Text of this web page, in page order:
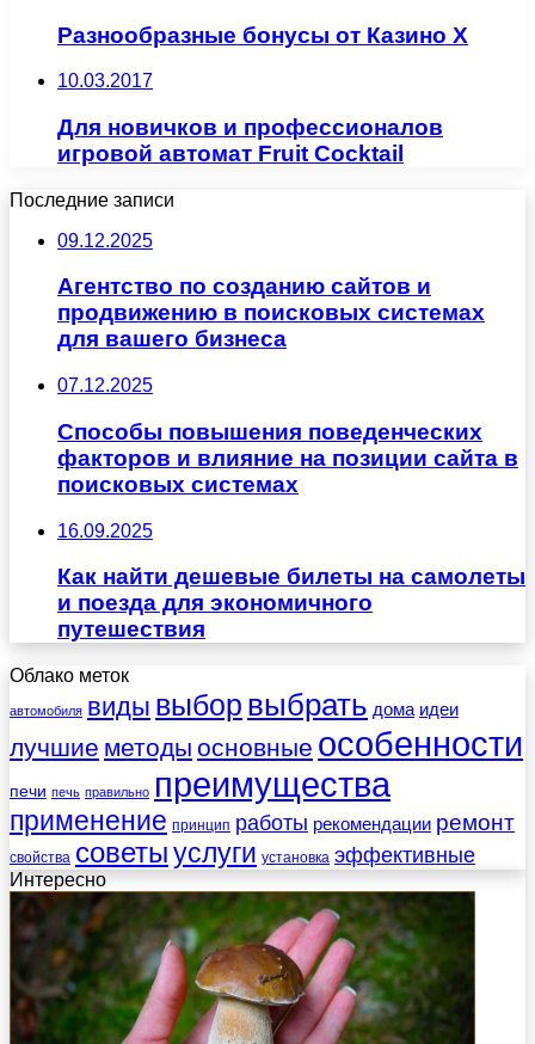
Разнообразные бонусы от Казино Х
10.03.2017
Для новичков и профессионалов
игровой автомат Fruit Cocktail
Последние записи
09.12.2025
Агентство по созданию сайтов и
продвижению в поисковых системах
для вашего бизнеса
07.12.2025
Способы повышения поведенческих
факторов и влияние на позиции сайта в
поисковых системах
16.09.2025
Как найти дешевые билеты на самолеты
и поезда для экономичного
путешествия
Облако меток
автомобиля виды выбор выбрать дома идеи
лучшие методы основные особенности
печи печь правильно преимущества
применение принцип работы рекомендации ремонт
свойства советыуслуги установка эффективные
Интересно